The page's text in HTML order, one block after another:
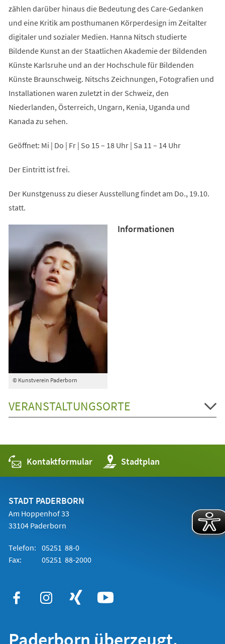
zählen darüber hinaus die Bedeutung des Care-Gedanken
und eine Kritik am posthumanen Körperdesign im Zeitalter
digitaler und sozialer Medien. Hanna Nitsch studierte
Bildende Kunst an der Staatlichen Akademie der Bildenden
Künste Karlsruhe und an der Hochschule für Bildenden
Künste Braunschweig. Nitschs Zeichnungen, Fotografien und
Installationen waren zuletzt in der Schweiz, den
Niederlanden, Österreich, Ungarn, Kenia, Uganda und
Kanada zu sehen.
Geöffnet: Mi | Do | Fr | So 15 – 18 Uhr | Sa 11 – 14 Uhr
Der Eintritt ist frei.
Der Kunstgenuss zu dieser Ausstellung findet am Do., 19.10.
statt.
© Kunstverein Paderborn
Informationen
VERANSTALTUNGSORTE
Kontaktformular Stadtplan
(Öffnet
in
einem
STADT PADERBORN
Am Hoppenhof 33
33104 Paderborn
Telefon: 05251 88-0
Fax:
05251 88-2000